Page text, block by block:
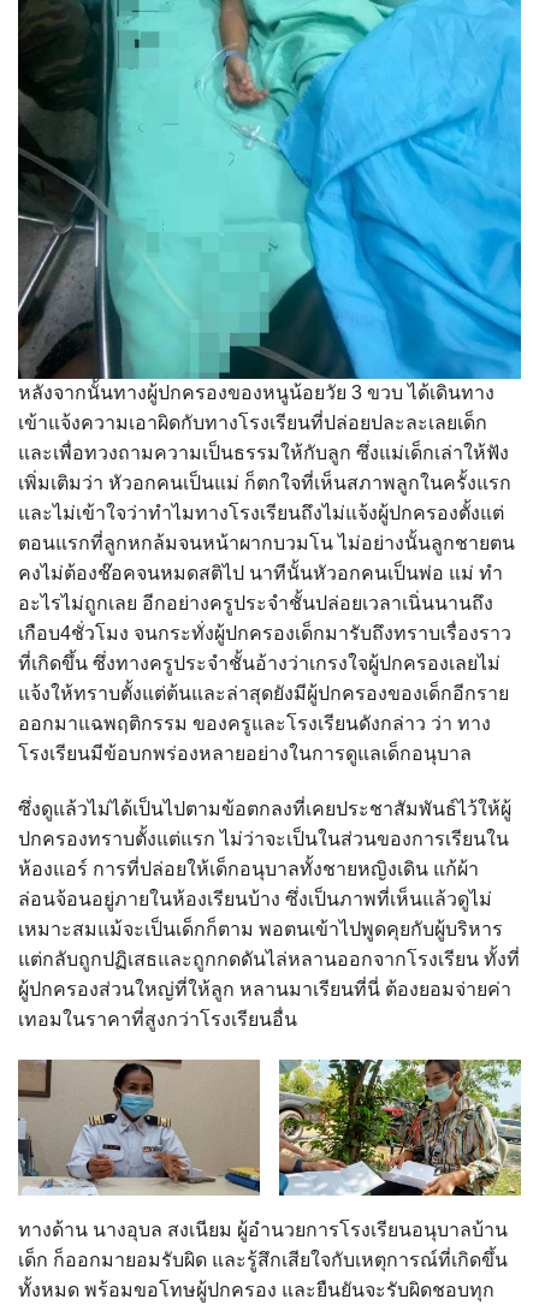
หลังจากนั้นทางผู้ปกครองของหนูน้อยวัย 3 ขวบ ได้เดินทาง
เข้าแจ้งความเอาผิดกับทางโรงเรียนที่ปล่อยปละละเลยเด็ก
และเพื่อทวงถามความเป็นธรรมให้กับลูก ซึ่งแม่เด็กเล่าให้ฟัง
เพิ่มเติมว่า หัวอกคนเป็นแม่ ก็ตกใจที่เห็นสภาพลูกในครั้งแรก
และไม่เข้าใจว่าทำไมทางโรงเรียนถึงไม่แจ้งผู้ปกครองตั้งแต่
ตอนแรกที่ลูกหกล้มจนหน้าผากบวมโน ไม่อย่างนั้นลูกชายตน
คงไม่ต้องช๊อคจนหมดสติไป นาทีนั้นหัวอกคนเป็นพ่อ แม่ ทำ
อะไรไม่ถูกเลย อีกอย่างครูประจำชั้นปล่อยเวลาเนิ่นนานถึง
เกือบ4ชั่วโมง จนกระทั่งผู้ปกครองเด็กมารับถึงทราบเรื่องราว
ที่เกิดขึ้น ซึ่งทางครูประจำชั้นอ้างว่าเกรงใจผู้ปกครองเลยไม่
แจ้งให้ทราบตั้งแต่ต้นและล่าสุดยังมีผู้ปกครองของเด็กอีกราย
ออกมาแฉพฤติกรรม ของครูและโรงเรียนดังกล่าว ว่า ทาง
โรงเรียนมีข้อบกพร่องหลายอย่างในการดูแลเด็กอนุบาล
ซึ่งดูแล้วไม่ได้เป็นไปตามข้อตกลงที่เคยประชาสัมพันธ์ไว้ให้ผู้
ปกครองทราบตั้งแต่แรก ไม่ว่าจะเป็นในส่วนของการเรียนใน
ห้องแอร์ การที่ปล่อยให้เด็กอนุบาลทั้งชายหญิงเดิน แก้ผ้า
ล่อนจ้อนอยู่ภายในห้องเรียนบ้าง ซึ่งเป็นภาพที่เห็นแล้วดูไม่
เหมาะสมแม้จะเป็นเด็กก็ตาม พอตนเข้าไปพูดคุยกับผู้บริหาร
แต่กลับถูกปฏิเสธและถูกกดดันไล่หลานออกจากโรงเรียน ทั้งที่
ผู้ปกครองส่วนใหญ่ที่ให้ลูก หลานมาเรียนที่นี่ ต้องยอมจ่ายค่า
เทอมในราคาที่สูงกว่าโรงเรียนอื่น
ทางด้าน นางอุบล สงเนียม ผู้อำนวยการโรงเรียนอนุบาลบ้าน
เด็ก ก็ออกมายอมรับผิด และรู้สึกเสียใจกับเหตุการณ์ที่เกิดขึ้น
ทั้งหมด พร้อมขอโทษผู้ปกครอง และยืนยันจะรับผิดชอบทุก